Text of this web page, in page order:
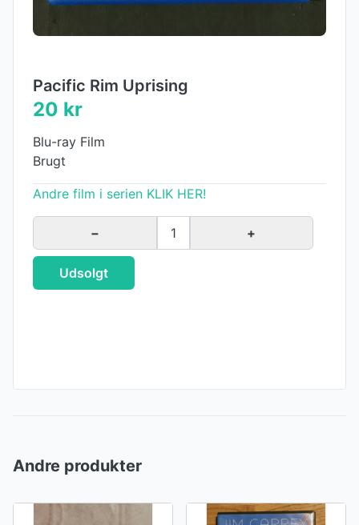
Pacific Rim Uprising
20 kr
Blu-ray Film
Brugt
Andre film i serien KLIK HER!
− 1 +
Udsolgt
Andre produkter